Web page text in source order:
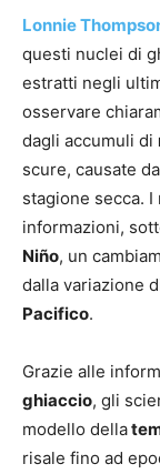
Lonnie
questi nuclei di
estratti negli
osservare
dagli accumuli di
scure, causate
stagione secca.
informazioni,
Niño, un
dalla variazione
Pacifico.
Grazie alle
ghiaccio, gli
modello della
risale fino ad